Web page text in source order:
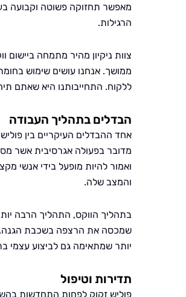
מאפשר תחזוקה פשוטה וקבועה
הרגילות.
צוות ניקיון מהיר מתמחה
ממושך. אנחנו עושים שימוש
ללקוח. התחייבותנו היא שאתם
הבדלים בתהליך העבודה
אחד ההבדלים העיקריים בין
מדובר בפעולה אגרסיבית אשר
ואמור להיות מופעל בידי אנשי
והמצב שלה.
בתהליך הווקס, התהליך הרבה
שמכסה את הרצפה בשכבת הגנה.
יותר שמתאימה גם לביצוע עצמי
תדירות וטיפול
פוליש זקוק לפחות התחדשות